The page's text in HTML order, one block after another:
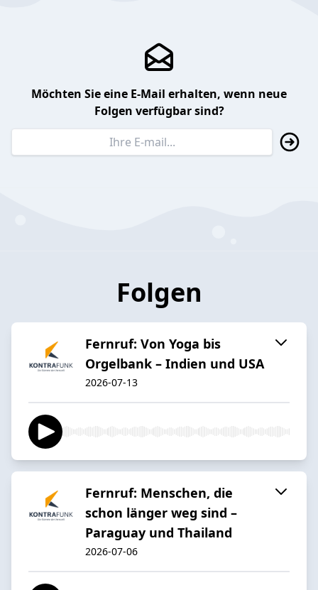
Möchten Sie eine E-Mail erhalten, wenn neue
Folgen verfügbar sind?
Folgen
Fernruf: Von Yoga bis
Orgelbank – Indien und USA
2026-07-13
Fernruf: Menschen, die
schon länger weg sind –
Paraguay und Thailand
2026-07-06